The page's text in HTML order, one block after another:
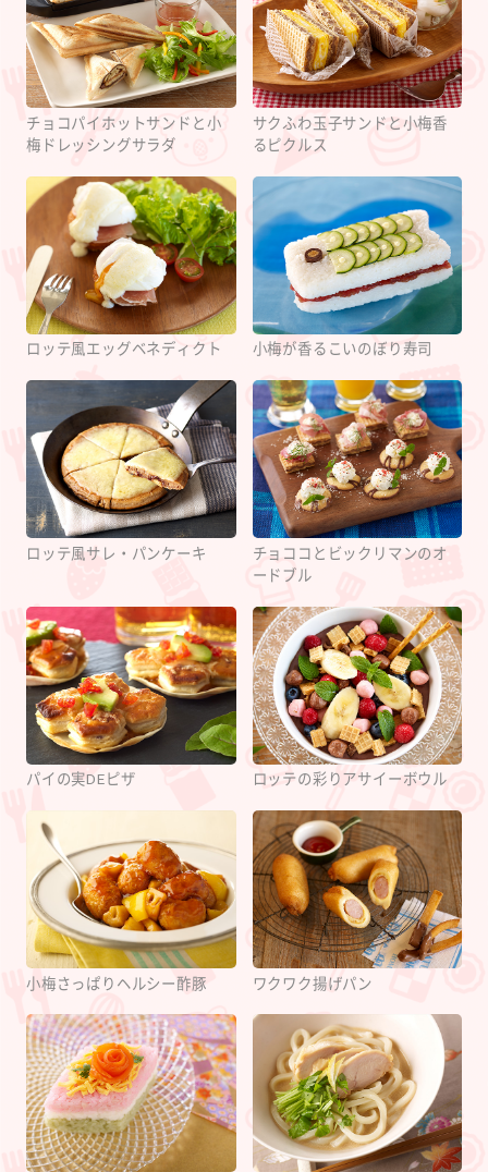
チョコパイホットサンドと小
梅ドレッシングサラダ
サクふわ玉子サンドと小梅香
るピクルス
ロッテ風エッグベネディクト 小梅が香るこいのぼり寿司
ロッテ風サレ・パンケーキ
チョココとビックリマンのオ
ードブル
パイの実DEピザ ロッテの彩りアサイーボウル
小梅さっぱりヘルシー酢豚 ワクワク揚げパン